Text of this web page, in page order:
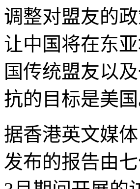
调整对盟友的
让中国将在东
国传统盟友以
抗的目标是美国
据香港英文媒
发布的报告由